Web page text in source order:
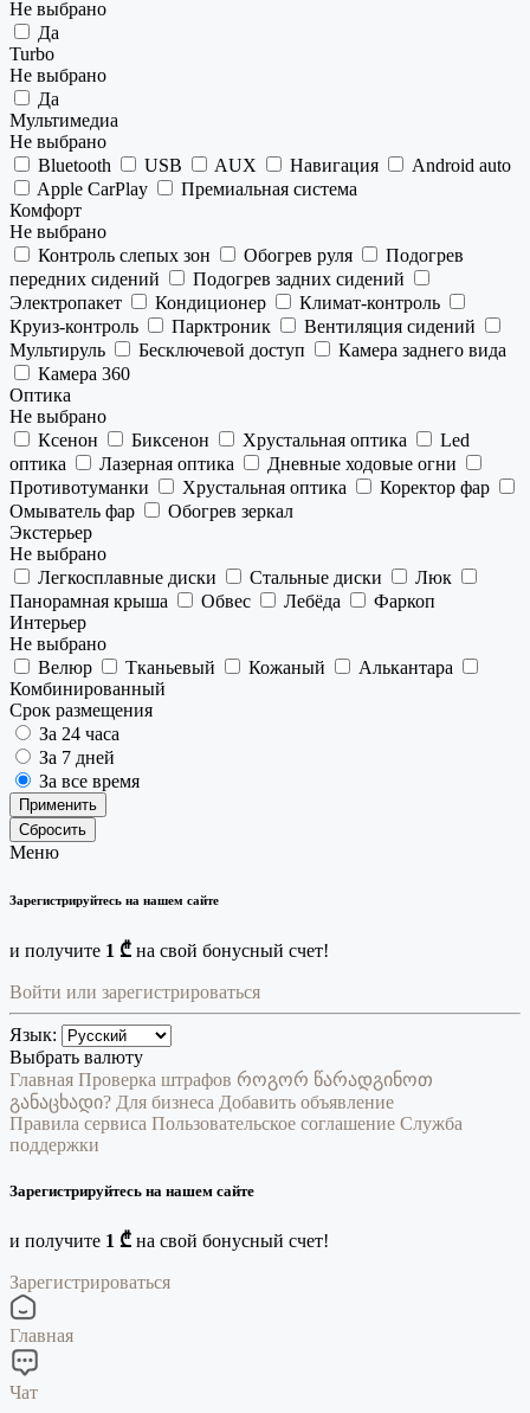
Не выбрано
Да
Turbo
Не выбрано
Да
Мультимедиа
Не выбрано
Bluetooth
USB AUX Навигация
Android auto
Apple CarPlay
Премиальная система
Комфорт
Не выбрано
Контроль слепых зон
Обогрев руля
Подогрев
передних сидений
Подогрев задних сидений
Электропакет
Кондиционер
Климат-контроль
Круиз-контроль
Парктроник
Вентиляция сидений
Мультируль
Бесключевой доступ
Камера заднего вида
Камера 360
Оптика
Не выбрано
Ксенон
Биксенон Хрустальная оптика
Led
оптика
Лазерная оптика
Дневные ходовые огни
Противотуманки
Хрустальная оптика
Коректор фар
Омыватель фар
Обогрев зеркал
Экстерьер
Не выбрано
Легкосплавные диски
Стальные диски
Люк
Панорамная крыша
Обвес Лебёда
Фаркоп
Интерьер
Не выбрано
Велюр
Тканьевый Кожаный
Алькантара
Комбинированный
Срок размещения
За 24 часа
За 7 дней
За все время
Применить
Сбросить
Меню
Зарегистрируйтесь на нашем сайте
и получите 1 ₾ на свой бонусный счет!
Войти или зарегистрироваться
Язык:
Выбрать валюту
Главная Проверка штрафов როგორ წარადგინოთ
განაცხადი? Для бизнеса Добавить объявление
Правила сервиса Пользовательское соглашение Служба
поддержки
Зарегистрируйтесь на нашем сайте
и получите 1 ₾ на свой бонусный счет!
Зарегистрироваться
Главная
Чат